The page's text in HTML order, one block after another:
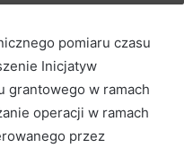
pomiaru czasu
Inicjatyw
grantowego w ramach
operacji w ramach
przez